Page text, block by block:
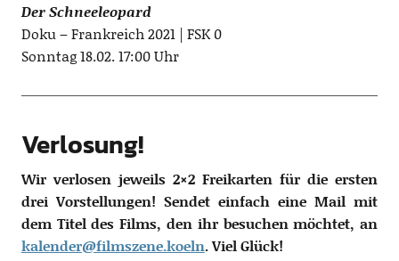
Der Schneeleopard
Doku – Frankreich 2021 | FSK 0
Sonntag 18.02. 17:00 Uhr
Verlosung!
Wir verlosen jeweils 2×2 Freikarten für die ersten
drei Vorstellungen! Sendet einfach eine Mail mit
dem Titel des Films, den ihr besuchen möchtet, an
kalender@filmszene.koeln. Viel Glück!